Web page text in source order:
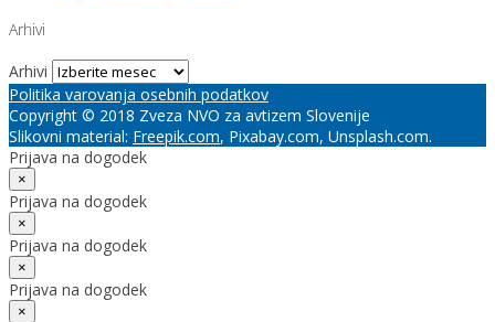
Arhivi
Arhivi
Politika varovanja osebnih podatkov
Copyright © 2018 Zveza NVO za avtizem Slovenije
Slikovni material: Freepik.com, Pixabay.com, Unsplash.com.
Prijava na dogodek
×
Prijava na dogodek
×
Prijava na dogodek
×
Prijava na dogodek
×